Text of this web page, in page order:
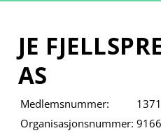
JE
AS
Medlemsnummer:
Organisasjonsnummer: